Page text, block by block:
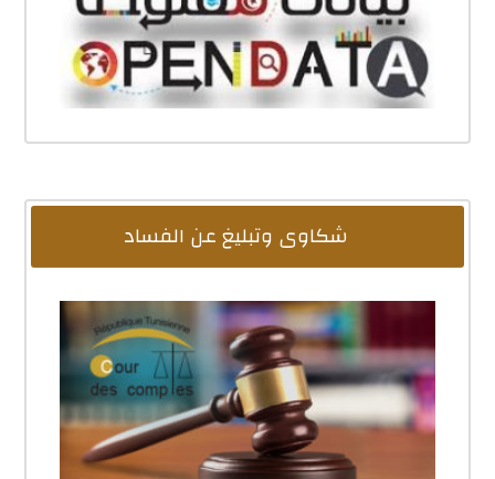
شكاوى وتبليغ عن الفساد